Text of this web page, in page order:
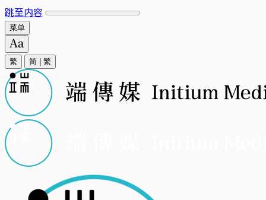
跳至内容
菜单
繁 简 繁